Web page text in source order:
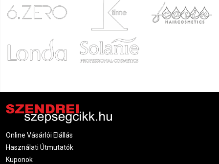
Online Vásárlói Elállás
Használati Útmutatók
Kuponok